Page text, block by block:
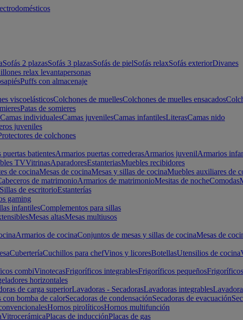
Sofás 2 plazasSofás 3 plazasSofás de pielSofás relaxSofás exteriorDivanes
relax levantapersonas
Puffs con almacenaje
viscoelásticosColchones de muellesColchones de muelles ensacados
Patas de somieres
Camas individualesCamas juvenilesCamas infantilesLiterasCamas nido
juveniles
de colchones
batientesArmarios puertas correderasArmarios juvenilArmarios
TVVitrinasAparadoresEstanteriasMuebles recibidores
de cocinaMesas de cocinaMesas y sillas de cocinaMuebles auxiliares de
de matrimonioArmarios de matrimonioMesitas de nocheComodas
Sillas de escritorioEstanterías
gaming
infantilesComplementos para sillas
Mesas altasMesas multiusos
Armarios de cocinaConjuntos de mesas y sillas de cocinaMesas de
CuberteríaCuchillos para chefVinos y licoresBotellasUtensilios de cocina
combiVinotecasFrigoríficos integrablesFrigoríficos pequeños
horizontales
de carga superiorLavadoras - SecadorasLavadoras integrables
con bomba de calorSecadoras de condensaciónSecadoras de evacuación
Hornos pirolíticosHornos multifunción
VitrocerámicaPlacas de inducciónPlacas de gas